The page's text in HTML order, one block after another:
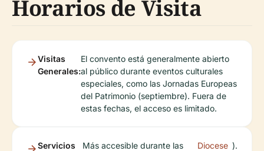
Horarios de Visita
Visitas
Generales:
El convento está generalmente abierto
al público durante eventos culturales
especiales, como las Jornadas Europeas
del Patrimonio (septiembre). Fuera de
estas fechas, el acceso es limitado.
Servicios
Más accesible durante las
Diocese ).